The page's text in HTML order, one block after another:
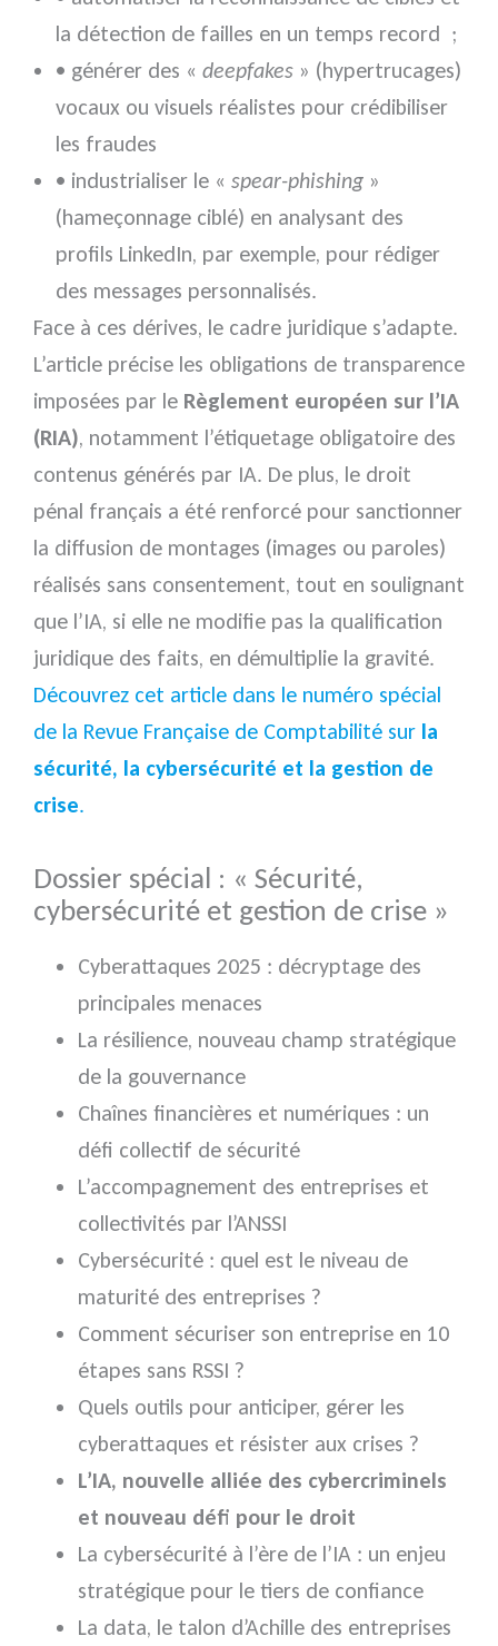
la détection de failles en un temps record ;
• générer des « deepfakes » (hypertrucages)
vocaux ou visuels réalistes pour crédibiliser
les fraudes
• industrialiser le « spear-phishing »
(hameçonnage ciblé) en analysant des
profils LinkedIn, par exemple, pour rédiger
des messages personnalisés.
Face à ces dérives, le cadre juridique s’adapte.
L’article précise les obligations de transparence
imposées par le Règlement européen sur l’IA
(RIA), notamment l’étiquetage obligatoire des
contenus générés par IA. De plus, le droit
pénal français a été renforcé pour sanctionner
la diffusion de montages (images ou paroles)
réalisés sans consentement, tout en soulignant
que l’IA, si elle ne modifie pas la qualification
juridique des faits, en démultiplie la gravité.
Découvrez cet article dans le numéro spécial
de la Revue Française de Comptabilité sur la
sécurité, la cybersécurité et la gestion de
crise.
Dossier spécial : « Sécurité,
cybersécurité et gestion de crise »
Cyberattaques 2025 : décryptage des
principales menaces
La résilience, nouveau champ stratégique
de la gouvernance
Chaînes financières et numériques : un
défi collectif de sécurité
L’accompagnement des entreprises et
collectivités par l’ANSSI
Cybersécurité : quel est le niveau de
maturité des entreprises ?
Comment sécuriser son entreprise en 10
étapes sans RSSI ?
Quels outils pour anticiper, gérer les
cyberattaques et résister aux crises ?
L’IA, nouvelle alliée des cybercriminels
et nouveau défi pour le droit
La cybersécurité à l’ère de l’IA : un enjeu
stratégique pour le tiers de confiance
La data, le talon d’Achille des entreprises